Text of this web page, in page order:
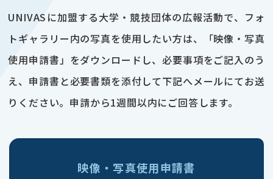
UNIVASに加盟する大学・競技団体の広報活動で、フォ
トギャラリー内の写真を使用したい方は、「映像・写真
使用申請書」をダウンロードし、必要事項をご記入のう
え、申請書と必要書類を添付して下記へメールにてお送
りください。申請から1週間以内にご回答します。
映像・写真使用申請書